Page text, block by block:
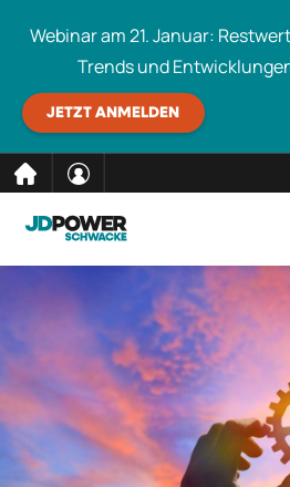
Inhalt
Webinar am 21. Januar:
Trends und
JETZT ANMELDEN
Schwacke durchsuchen